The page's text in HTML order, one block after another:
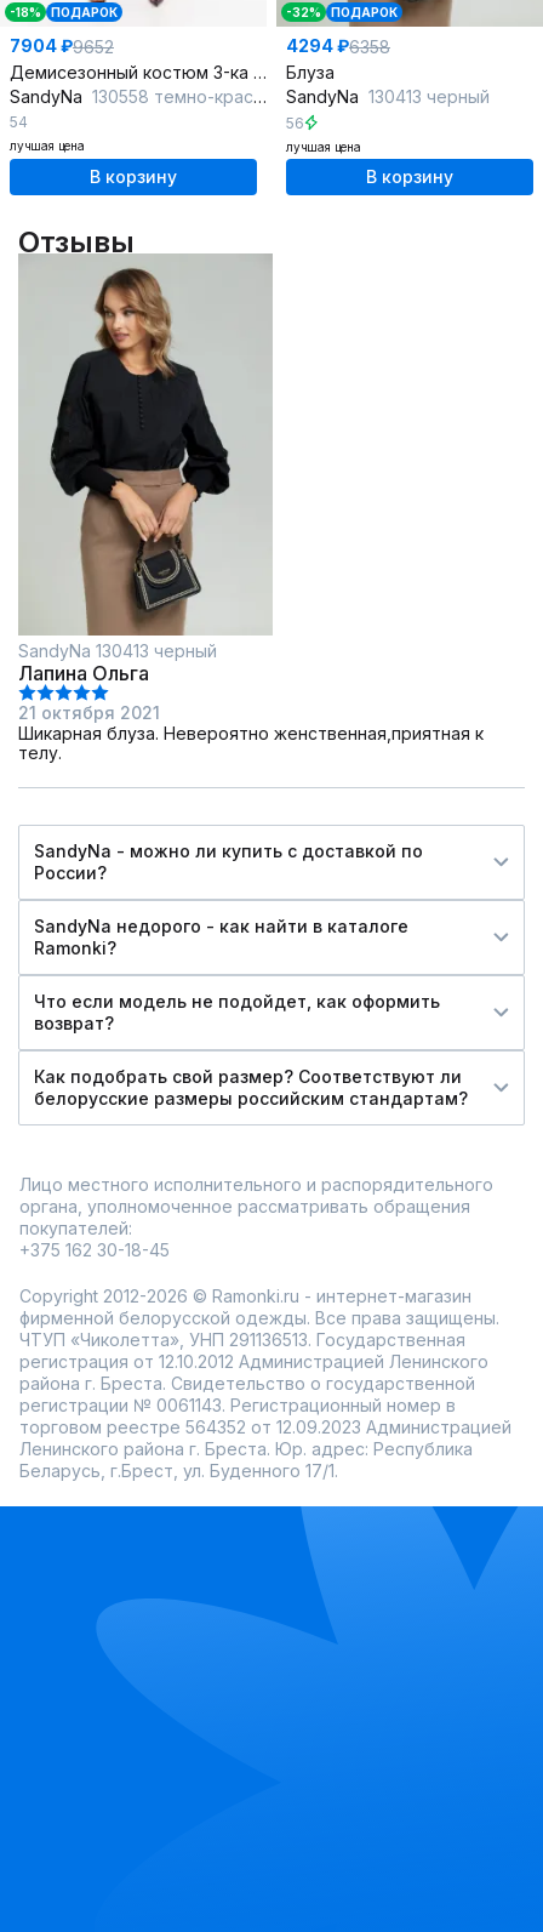
-18% ПОДАРОК
7904 ₽9652
Демисезонный костюм 3-ка с жакетом и зауженными брюками
SandyNa 130558 темно-красный
54
лучшая цена
В корзину
-32% ПОДАРОК
4294 ₽6358
Блуза
SandyNa 130413 черный
56
лучшая цена
В корзину
Отзывы
SandyNa 130413 черный
Лапина Ольга
21 октября 2021
Шикарная блуза. Невероятно женственная,приятная к
телу.
SandyNa - можно ли купить c доставкой по
России?
SandyNa недорого - как найти в каталоге
Ramonki?
Что если модель не подойдет, как оформить
возврат?
Как подобрать свой размер? Соответствуют ли
белорусские размеры российским стандартам?
Лицо местного исполнительного и распорядительного
органа, уполномоченное рассматривать обращения
покупателей:
+375 162 30-18-45
Copyright 2012-2026 © Ramonki.ru - интернет-магазин
фирменной белорусской одежды. Все права защищены.
ЧТУП «Чиколетта», УНП 291136513. Государственная
регистрация от 12.10.2012 Администрацией Ленинского
района г. Бреста. Свидетельство о государственной
регистрации № 0061143. Регистрационный номер в
торговом реестре 564352 от 12.09.2023 Администрацией
Ленинского района г. Бреста. Юр. адрес: Республика
Беларусь, г.Брест, ул. Буденного 17/1.